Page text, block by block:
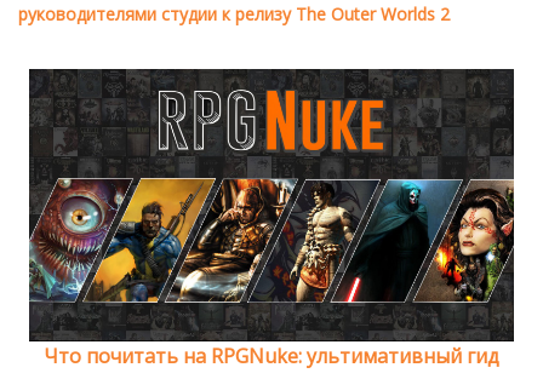
руководителями студии к релизу The Outer Worlds 2
Что почитать на RPGNuke: ультимативный гид